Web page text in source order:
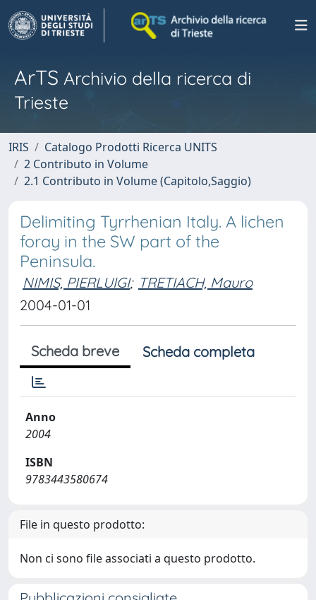
ArTS Archivio della ricerca di
Trieste
IRIS
Catalogo Prodotti Ricerca UNITS
2 Contributo in Volume
2.1 Contributo in Volume (Capitolo,Saggio)
Delimiting Tyrrhenian Italy. A lichen
foray in the SW part of the
Peninsula.
NIMIS, PIERLUIGI; TRETIACH, Mauro
2004-01-01
Scheda breve Scheda completa
Anno
2004
ISBN
9783443580674
File in questo prodotto:
Non ci sono file associati a questo prodotto.